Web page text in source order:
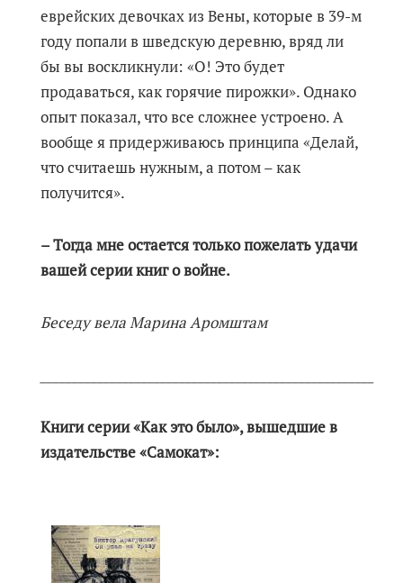
еврейских девочках из Вены, которые в 39-м
году попали в шведскую деревню, вряд ли
бы вы воскликнули: «О! Это будет
продаваться, как горячие пирожки». Однако
опыт показал, что все сложнее устроено. А
вообще я придерживаюсь принципа «Делай,
что считаешь нужным, а потом – как
получится».
– Тогда мне остается только пожелать удачи
вашей серии книг о войне.
Беседу вела Марина Аромштам
Книги серии «Как это было», вышедшие в
издательстве «Самокат»: